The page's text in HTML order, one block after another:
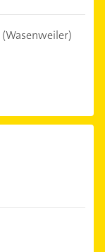
(Wasenweiler)